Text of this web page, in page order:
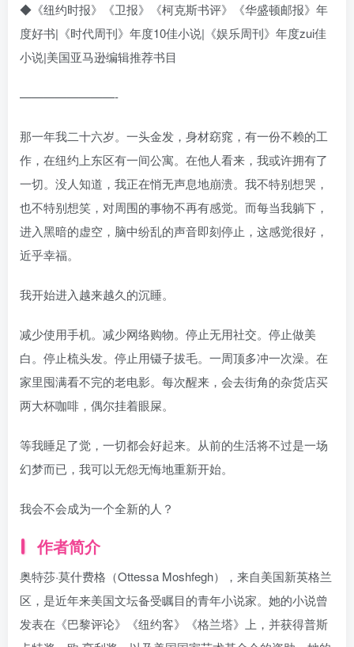
◆《纽约时报》《卫报》《柯克斯书评》《华盛顿邮报》年
度好书|《时代周刊》年度10佳小说|《娱乐周刊》年度zui佳
小说|美国亚马逊编辑推荐书目
————————-
那一年我二十六岁。一头金发，身材窈窕，有一份不赖的工
作，在纽约上东区有一间公寓。在他人看来，我或许拥有了
一切。没人知道，我正在悄无声息地崩溃。我不特别想哭，
也不特别想笑，对周围的事物不再有感觉。而每当我躺下，
进入黑暗的虚空，脑中纷乱的声音即刻停止，这感觉很好，
近乎幸福。
我开始进入越来越久的沉睡。
减少使用手机。减少网络购物。停止无用社交。停止做美
白。停止梳头发。停止用镊子拔毛。一周顶多冲一次澡。在
家里囤满看不完的老电影。每次醒来，会去街角的杂货店买
两大杯咖啡，偶尔挂着眼屎。
等我睡足了觉，一切都会好起来。从前的生活将不过是一场
幻梦而已，我可以无怨无悔地重新开始。
我会不会成为一个全新的人？
作者简介
奥特莎·莫什费格（Ottessa Moshfegh），来自美国新英格兰
区，是近年来美国文坛备受瞩目的青年小说家。她的小说曾
发表在《巴黎评论》《纽约客》《格兰塔》上，并获得普斯